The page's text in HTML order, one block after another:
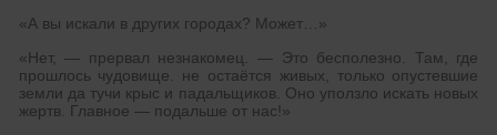
«А вы искали в других городах? Может…»
«Нет, — прервал незнакомец. — Это бесполезно. Там, где
прошлось чудовище. не остаётся живых, только опустевшие
земли да тучи крыс и падальщиков. Оно уползло искать новых
жертв. Главное — подальше от нас!»